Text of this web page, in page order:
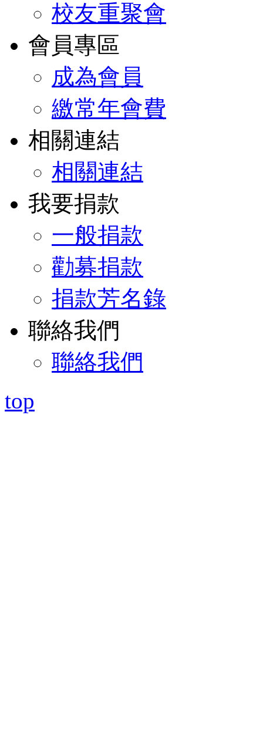
校友重聚會
會員專區
成為會員
繳常年會費
相關連結
相關連結
我要捐款
一般捐款
勸募捐款
捐款芳名錄
聯絡我們
聯絡我們
top